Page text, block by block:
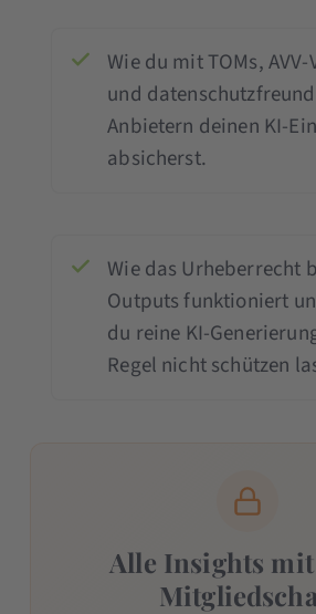
Wie du mit TOMs,
und
Anbietern deinen KI-
absicherst.
Wie das Urheberrecht
Outputs funktioniert
du reine KI-
Regel nicht schützen
Alle Insights